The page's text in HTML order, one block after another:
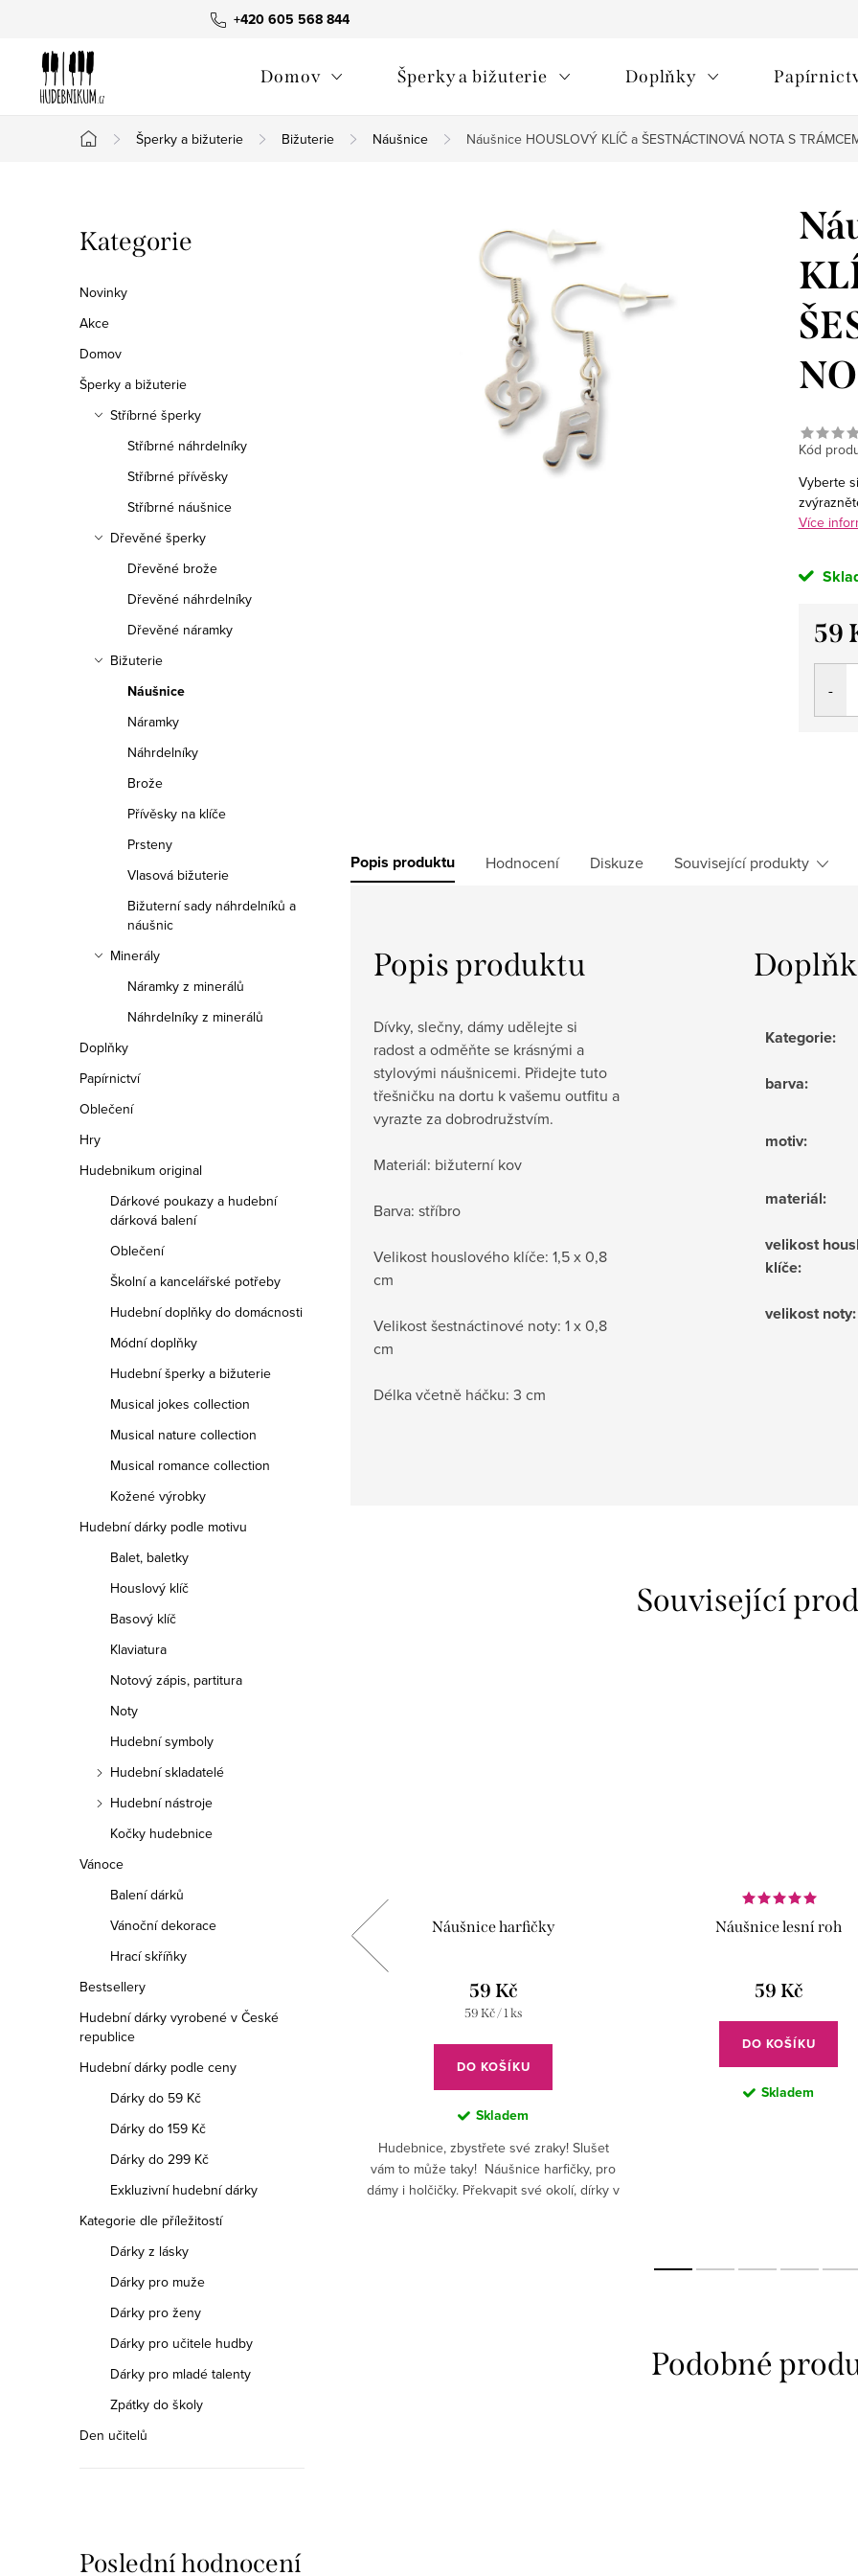
+420 605 568 844
Domov Šperky a bižuterie Doplňky
Domů
Šperky a bižuterie Bižuterie Náušnice Náušnice HOUSLOVÝ KLÍČ a ŠESTNÁCTINOVÁ NOTA S
o
s
t
r
a
Přeskočit
kategorie
Kategorie
Novinky
Akce
Domov
Šperky a bižuterie
Stříbrné šperky
Stříbrné náhrdelníky
Stříbrné přívěsky
Stříbrné náušnice
Dřevěné šperky
Dřevěné brože
Dřevěné náhrdelníky
Dřevěné náramky
Bižuterie
Náušnice
Náramky
Náhrdelníky
Brože
Přívěsky na klíče
Prsteny
Vlasová bižuterie
Bižuterní sady náhrdelníků a
náušnic
Minerály
Náramky z minerálů
Náhrdelníky z minerálů
Doplňky
Papírnictví
Oblečení
Hry
Hudebnikum original
Dárkové poukazy a hudební
dárková balení
Oblečení
Školní a kancelářské potřeby
Hudební doplňky do domácnosti
Módní doplňky
Hudební šperky a bižuterie
Musical jokes collection
Musical nature collection
Musical romance collection
Kožené výrobky
Hudební dárky podle motivu
Balet, baletky
Houslový klíč
Basový klíč
Klaviatura
Notový zápis, partitura
Noty
Hudební symboly
Hudební skladatelé
Hudební nástroje
Kočky hudebnice
Vánoce
Balení dárků
Vánoční dekorace
Hrací skříňky
Bestsellery
Hudební dárky vyrobené v České
republice
Hudební dárky podle ceny
Dárky do 59 Kč
Dárky do 159 Kč
Dárky do 299 Kč
Exkluzivní hudební dárky
Kategorie dle příležitostí
Dárky z lásky
Dárky pro muže
Dárky pro ženy
Dárky pro učitele hudby
Dárky pro mladé talenty
Zpátky do školy
Den učitelů
Poslední hodnocení
Kód
Vyberte
Více
59
Měrná
Popis produktu Hodnocení Diskuze Související produkty
Popis produktu
Dívky, slečny, dámy udělejte si
radost a odměňte se krásnými a
stylovými náušnicemi. Přidejte tuto
třešničku na dortu k vašemu outfitu a
vyrazte za dobrodružstvím.
Materiál: bižuterní kov
Barva: stříbro
Velikost houslového klíče: 1,5 x 0,8
cm
Velikost šestnáctinové noty: 1 x 0,8
cm
Délka včetně háčku: 3 cm
Kategorie:
barva:
motiv:
materiál:
velikost
klíče:
velikost noty:
Související
Náušnice housle
Měrná
59 Kč / 1 ks
DO KOŠÍKU
stejně jako parádnici do uší krásné
náušnice. Poslouchejte ušima zpěvné
kantilény, hudbu vnímejte srdcem a nechte
Náušnice harfičky
59 Kč
Měrná
59 Kč / 1 ks
DO KOŠÍKU
Skladem
Hudebnice, zbystřete své zraky! Slušet
vám to může taky! Náušnice harfičky, pro
dámy i holčičky. Překvapit své okolí, dírky v
Náušnice lesní roh
59 Kč
DO KOŠÍKU
Skladem